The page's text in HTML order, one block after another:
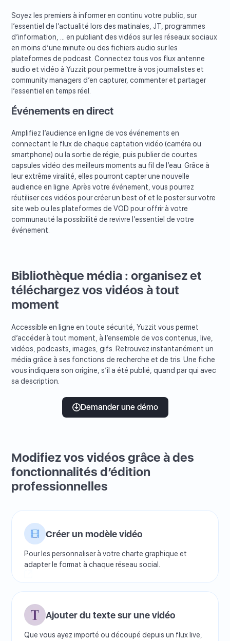
Soyez les premiers à informer en continu votre public, sur
l’essentiel de l’actualité lors des matinales, JT, programmes
d’information, ... en publiant des vidéos sur les réseaux sociaux
en moins d’une minute ou des fichiers audio sur les
plateformes de podcast. Connectez tous vos flux antenne
audio et vidéo à Yuzzit pour permettre à vos journalistes et
community managers d’en capturer, commenter et partager
l’essentiel en temps réel.
Événements en direct
Amplifiez l’audience en ligne de vos événements en
connectant le flux de chaque captation vidéo (caméra ou
smartphone) ou la sortie de régie, puis publier de courtes
capsules vidéo des meilleurs moments au fil de l’eau. Grâce à
leur extrême viralité, elles pourront capter une nouvelle
audience en ligne. Après votre événement, vous pourrez
réutiliser ces vidéos pour créer un best of et le poster sur votre
site web ou les plateformes de VOD pour offrir à votre
communauté la possibilité de revivre l’essentiel de votre
événement.
Bibliothèque média : organisez et
téléchargez vos vidéos à tout
moment
Accessible en ligne en toute sécurité, Yuzzit vous permet
d’accéder à tout moment, à l’ensemble de vos contenus, live,
vidéos, podcasts, images, gifs. Retrouvez instantanément un
média grâce à ses fonctions de recherche et de tris. Une fiche
vous indiquera son origine, s’il a été publié, quand par qui avec
sa description.
Demander une démo
Modifiez vos vidéos grâce à des
fonctionnalités d’édition
professionnelles
Créer un modèle vidéo
Pour les personnaliser à votre charte graphique et
adapter le format à chaque réseau social.
Ajouter du texte sur une vidéo
Que vous ayez importé ou découpé depuis un flux live,